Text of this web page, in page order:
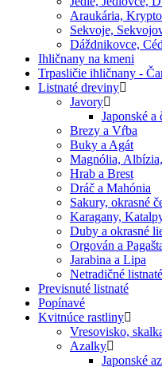
Araukária,
Sekvoje,
Dáždnikovce,
Ihličnany na kmeni
Trpasličie ihličnany -
Listnaté dreviny
Javory
Japonské
Brezy a Vŕba
Buky a Agát
Magnólia,
Hrab a Brest
Dráč a Mahónia
Sakury, okrasné
Karagany,
Duby a okrasné
Orgován a
Jarabina a Lipa
Netradičné listnaté
Previsnuté listnaté
Popínavé
Kvitnúce rastliny
Vresovisko,
Azalky
Japonské